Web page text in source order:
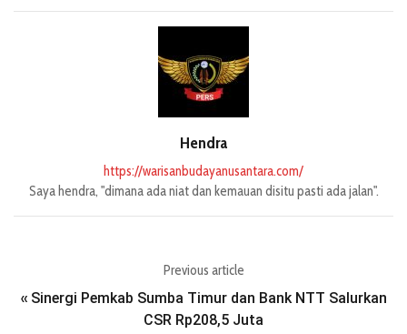
Hendra
https://warisanbudayanusantara.com/
Saya hendra, "dimana ada niat dan kemauan disitu pasti ada jalan".
Previous article
« Sinergi Pemkab Sumba Timur dan Bank NTT Salurkan
CSR Rp208,5 Juta